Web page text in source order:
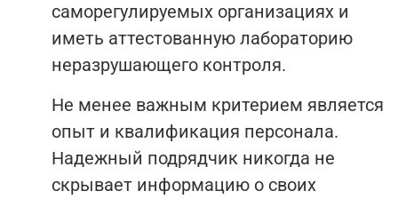
саморегулируемых организациях и
иметь аттестованную лабораторию
неразрушающего контроля.
Не менее важным критерием является
опыт и квалификация персонала.
Надежный подрядчик никогда не
скрывает информацию о своих